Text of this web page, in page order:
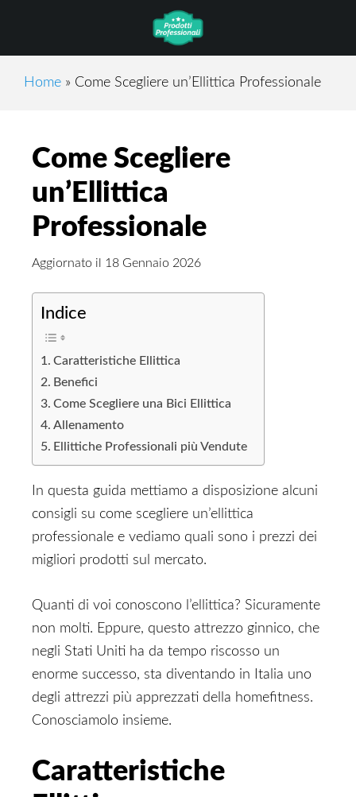
main
content
primary
sidebar
footer
Home » Come Scegliere un’Ellittica Professionale
Come Scegliere
un’Ellittica
Professionale
Aggiornato il 18 Gennaio 2026
Indice
Caratteristiche Ellittica
Benefici
Come Scegliere una Bici Ellittica
Allenamento
Ellittiche Professionali più Vendute
In questa guida mettiamo a disposizione alcuni
consigli su come scegliere un’ellittica
professionale e vediamo quali sono i prezzi dei
migliori prodotti sul mercato.
Quanti di voi conoscono l’ellittica? Sicuramente
non molti. Eppure, questo attrezzo ginnico, che
negli Stati Uniti ha da tempo riscosso un
enorme successo, sta diventando in Italia uno
degli attrezzi più apprezzati della homefitness.
Conosciamolo insieme.
Caratteristiche